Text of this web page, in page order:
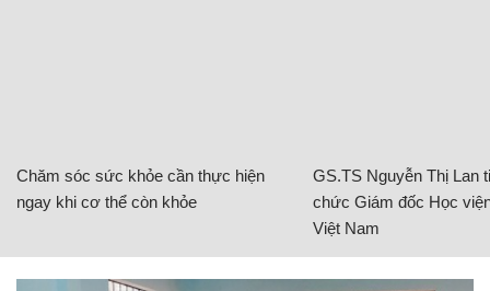
Chăm sóc sức khỏe cần thực hiện
ngay khi cơ thể còn khỏe
GS.TS Nguyễn Thị Lan
chức Giám đốc Học
Việt Nam